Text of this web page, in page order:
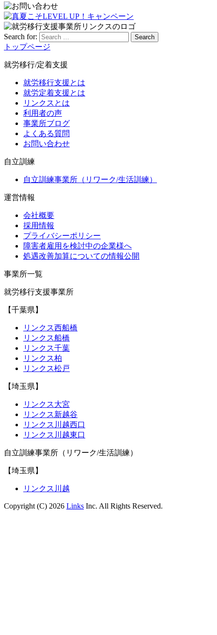
Search for: Search
トップページ
就労移行/定着支援
就労移行支援とは
就労定着支援とは
リンクスとは
利用者の声
事業所ブログ
よくある質問
お問い合わせ
自立訓練
自立訓練事業所（リワーク/生活訓練）
運営情報
会社概要
採用情報
プライバシーポリシー
障害者雇用を検討中の企業様へ
処遇改善加算についての情報公開
事業所一覧
就労移行支援事業所
【千葉県】
リンクス西船橋
リンクス船橋
リンクス千葉
リンクス柏
リンクス松戸
【埼玉県】
リンクス大宮
リンクス新越谷
リンクス川越西口
リンクス川越東口
自立訓練事業所（リワーク/生活訓練）
【埼玉県】
リンクス川越
Copyright (C) 2026 Links Inc. All Rights Reserved.